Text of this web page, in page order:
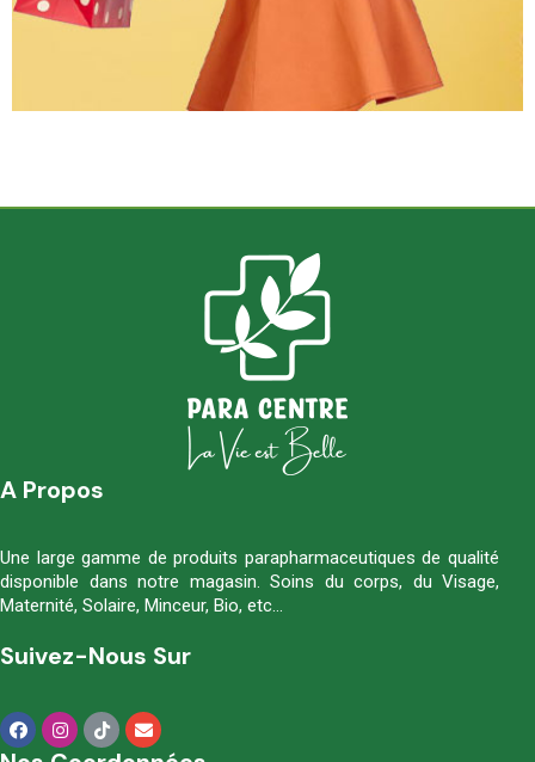
A Propos
Une large gamme de produits parapharmaceutiques de qualité
disponible dans notre magasin. Soins du corps, du Visage,
Maternité, Solaire, Minceur, Bio, etc…
Suivez-Nous Sur